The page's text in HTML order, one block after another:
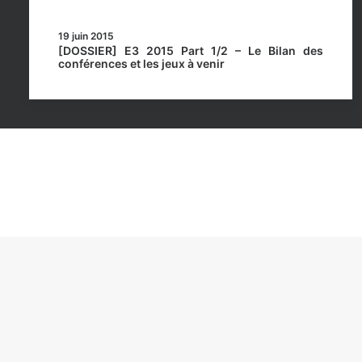
19 juin 2015
[DOSSIER] E3 2015 Part 1/2 – Le Bilan des
conférences et les jeux à venir